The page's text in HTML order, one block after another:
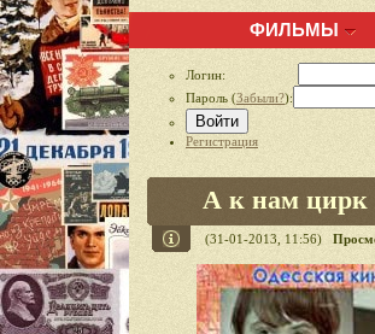
ФИЛЬМЫ
Логин:
Пароль (Забыли?):
Войти
Регистрация
А к нам цирк
(31-01-2013, 11:56)